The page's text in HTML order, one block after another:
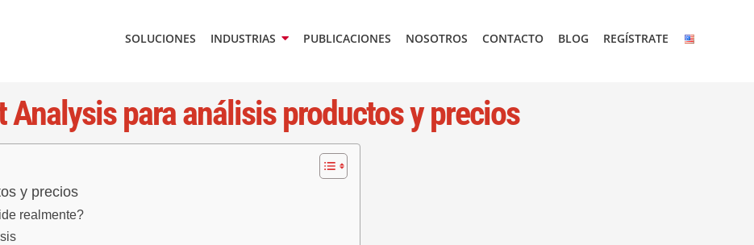
SOLUCIONES INDUSTRIAS PUBLICACIONES NOSOTROS CONTACTO BLOG REGÍSTRATE
Analysis para análisis productos y precios
y precios
realmente?